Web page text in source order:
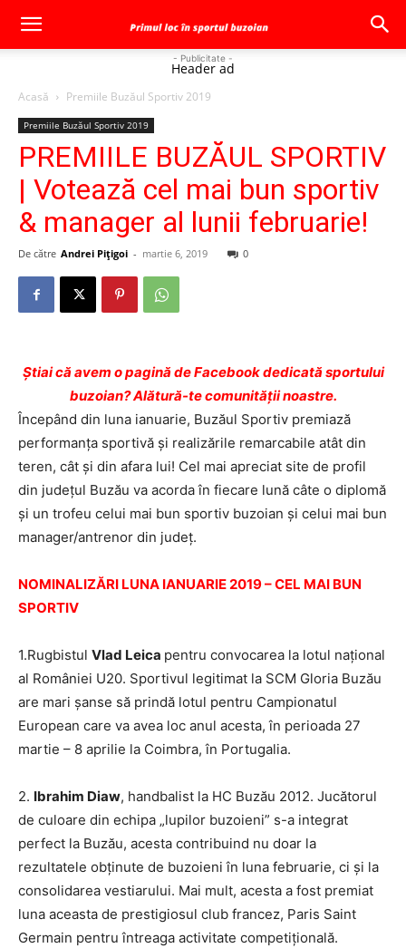
- Publicitate -
Header ad
Acasă Premiile Buzăul Sportiv 2019
Premiile Buzăul Sportiv 2019
PREMIILE BUZĂUL SPORTIV
| Votează cel mai bun sportiv
& manager al lunii februarie!
De către Andrei Pițigoi - martie 6, 2019 0
Ştiai că avem o pagină de Facebook dedicată sportului
buzoian? Alătură-te comunității noastre.
Începând din luna ianuarie, Buzăul Sportiv premiază
performanța sportivă și realizările remarcabile atât din
teren, cât și din afara lui! Cel mai apreciat site de profil
din județul Buzău va acorda în fiecare lună câte o diplomă
și un trofeu celui mai bun sportiv buzoian și celui mai bun
manager/antrenor din județ.
NOMINALIZĂRI LUNA IANUARIE 2019 – CEL MAI BUN
SPORTIV
1.Rugbistul Vlad Leica pentru convocarea la lotul național
al României U20. Sportivul legitimat la SCM Gloria Buzău
are mari șanse să prindă lotul pentru Campionatul
European care va avea loc anul acesta, în perioada 27
martie – 8 aprilie la Coimbra, în Portugalia.
2. Ibrahim Diaw, handbalist la HC Buzău 2012. Jucătorul
de culoare din echipa „lupilor buzoieni” s-a integrat
perfect la Buzău, acesta contribuind nu doar la
rezultatele obținute de buzoieni în luna februarie, ci și la
consolidarea vestiarului. Mai mult, acesta a fost premiat
luna aceasta de prestigiosul club francez, Paris Saint
Germain pentru întreaga activitate competițională.